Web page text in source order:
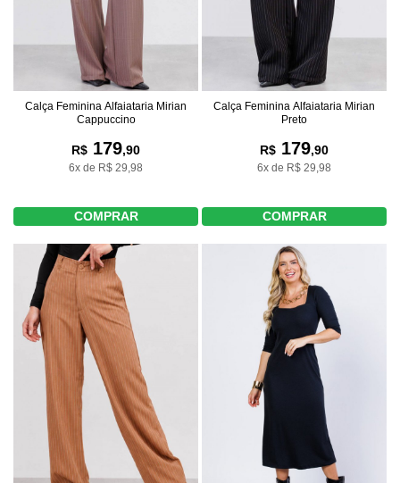
Calça Feminina Alfaiataria Mirian
Cappuccino
R$ 179,90
6x de R$ 29,98
COMPRAR
Calça Feminina Alfaiataria Mirian
Preto
R$ 179,90
6x de R$ 29,98
COMPRAR